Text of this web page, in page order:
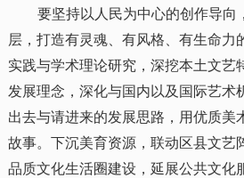
要坚持以人民为中心的创作导向
层，打造有灵魂、有风格、有生命力
实践与学术理论研究，深挖本土文艺
发展理念，深化与国内以及国际艺术
出去与请进来的发展思路，用优质美
故事。下沉美育资源，联动区县文艺
品质文化生活圈建设，延展公共文化